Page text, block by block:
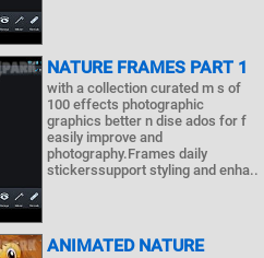
NATURE FRAMES PART 1
with a collection curated m s of
100 effects photographic
graphics better n dise ados for f
easily improve and
photography.Frames daily
stickerssupport styling and enha..
ANIMATED NATURE